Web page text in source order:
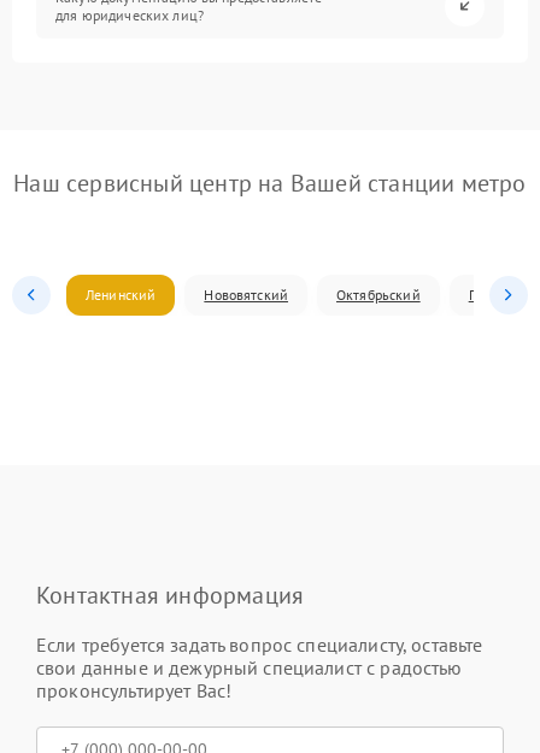
для юридических лиц?
Наш сервисный центр на Вашей станции метро
Ленинский Нововятский Октябрьский
Контактная информация
Если требуется задать вопрос специалисту, оставьте
свои данные и дежурный специалист с радостью
проконсультирует Вас!